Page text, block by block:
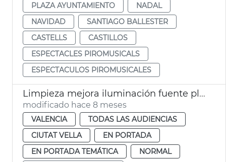
PLAZA AYUNTAMIENTO
NADAL
NAVIDAD
SANTIAGO BALLESTER
CASTELLS
CASTILLOS
ESPECTACLES PIROMUSICALS
ESPECTACULOS PIROMUSICALES
Limpieza mejora iluminación fuente plaza Ajuntament
modificado hace 8 meses
VALENCIA
TODAS LAS AUDIENCIAS
CIUTAT VELLA
EN PORTADA
EN PORTADA TEMÁTICA
NORMAL